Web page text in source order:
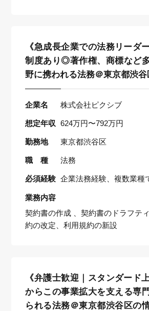
《急成長企業での法務リーダ
制度あり◎著作権、商標など
野に携われる法務＠東京都渋
企業名 株式会社ピクシブ
想定年収 624万円〜792万円
勤務地 東京都渋谷区
職 種 法務
必須経験 企業法務経験、複数業種
業務内容
契約書の作成 、契約書のドラフテ
約の改定、利用規約の新設
《弁護士歓迎｜スタンダード
からこの事業拡大を支える専
られる法務＠東京都渋谷区の